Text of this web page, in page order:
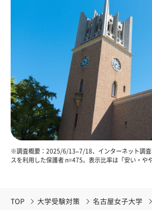
※調査概要：2025/6/13–7/18、インターネット調査
スを利用した保護者 n=475。表示比率は「安い・や
TOP 大学受験対策 名古屋女子大学